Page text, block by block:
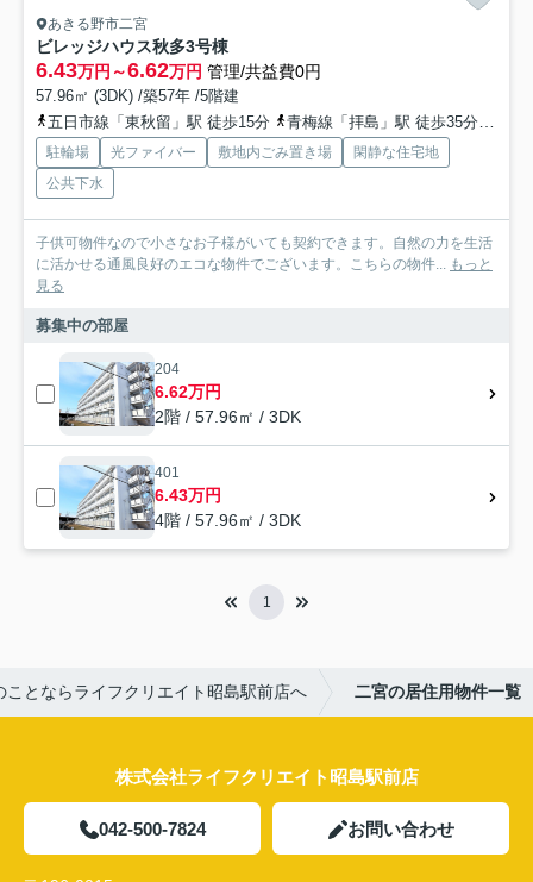
あきる野市二宮
ビレッジハウス秋多3号棟
6.43万円～6.62万円 管理/共益費0円
57.96㎡ (3DK) /築57年 /5階建
五日市線「東秋留」駅 徒歩15分
青梅線「拝島」駅 徒歩35分
駐輪場 光ファイバー 敷地内ごみ置き場
閑静な住宅地
公共下水
子供可物件なので小さなお子様がいても契約できます。自然の力を生活
に活かせる通風良好のエコな物件でございます。こちらの物件... もっと
見る
募集中の部屋
204
6.62万円
2階 / 57.96㎡ / 3DK
401
6.43万円
4階 / 57.96㎡ / 3DK
1
とならライフクリエイト昭島駅前店へ 二宮の居住用物件一覧
株式会社ライフクリエイト昭島駅前店
042-500-7824 お問い合わせ